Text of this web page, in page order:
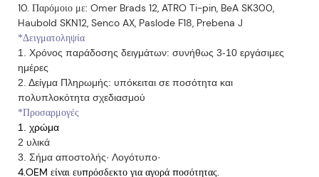
10. Παρόμοιο με: Omer Brads 12, ATRO Ti-pin, BeA SK300,
Haubold SKN12, Senco AX, Paslode F18, Prebena J
*Δειγματοληψία
1. Χρόνος παράδοσης δειγμάτων: συνήθως 3-10 εργάσιμες
ημέρες
2. Δείγμα Πληρωμής: υπόκειται σε ποσότητα και
πολυπλοκότητα σχεδιασμού
*Προσαρμογές
1. χρώμα
2 υλικά
3. Σήμα αποστολής· Λογότυπο·
4.OEM είναι ευπρόσδεκτο για αγορά ποσότητας.